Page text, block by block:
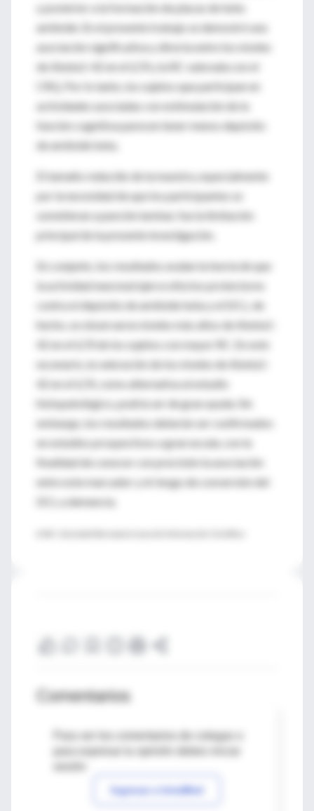
y posterior a la formación de placas de beta
amiloide. En el presente trabajo se demostró una
asociación significativa y directa entre los niveles
de Abeta1-42 en el LCR y la RC valorada con el
CRQ. Por lo tanto, los sujetos que participan en
actividades asociadas con estimulación de la
función cognitiva parecen tener menos depósito
de amiloide beta.
El tamaño reducido de la muestra, especialmente
por la necesidad de que los participantes se
sometieran a punción lumbar, fue la limitación
principal de la presente investigación.
En conjunto, los resultados avalan la teoría de que
la actividad neuronal ejerce efectos protectores
contra el depósito de amiloide beta y el DCL; de
hecho, se observaron niveles más altos de Abeta1-
42 en el LCR de los sujetos con mayor RC. En este
escenario, la valoración de los niveles de Abeta1-
42 en el LCR, como alternativa al estudio
histopatológico, podría ser de gran ayuda. Sin
embargo, los resultados deberán ser confirmados
en estudios prospectivos a gran escala, con la
finalidad de conocer con precisión la asociación
entre este marcador y el riesgo de conversión del
DCL a demencia.
Comentarios
Para ver los comentarios de colegas o
Ingresar a IntraMed